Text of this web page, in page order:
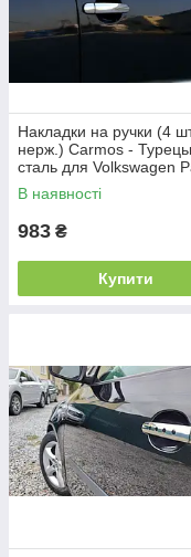
Накладки на ручки (4
нерж.) Carmos -
сталь для Volkswagen
B5 1997-2005 рр
В наявності
983 ₴
Купити